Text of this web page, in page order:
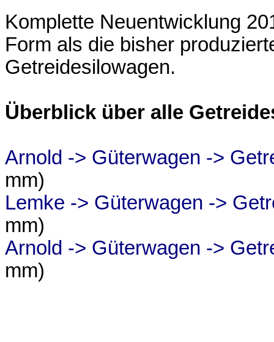
Komplette Neuentwicklung
Form als die bisher
Getreidesilowagen.
Überblick über alle
Arnold -> Güterwagen ->
mm)
Lemke -> Güterwagen ->
mm)
Arnold -> Güterwagen ->
mm)